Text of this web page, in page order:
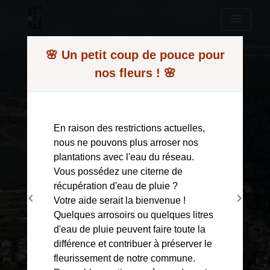
Accès directs
Comptes rendus
Menu restauration scolaire
Réservation Cantine Garderie
🌸 Un petit coup de pouce pour
nos fleurs ! 🌸
En raison des restrictions actuelles,
nous ne pouvons plus arroser nos
plantations avec l'eau du réseau.
Vous possédez une citerne de
récupération d'eau de pluie ?
Votre aide serait la bienvenue !
Quelques arrosoirs ou quelques litres
d'eau de pluie peuvent faire toute la
différence et contribuer à préserver le
fleurissement de notre commune.
chevron_leftPrevious chevron_right